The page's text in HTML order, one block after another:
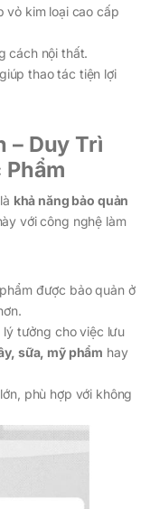
vỏ kim loại cao cấp
cách nội thất.
thao tác tiện lợi
– Duy Trì
khả năng bảo quản
với công nghệ làm
được bảo quản ở
lý tưởng cho việc lưu
sữa, mỹ phẩm hay
phù hợp với không